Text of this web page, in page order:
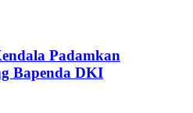
Padamkan
Bapenda DKI